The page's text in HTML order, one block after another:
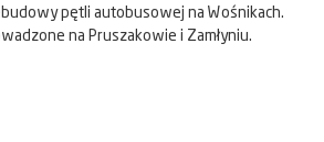
pętli autobusowej na Wośnikach.
na Pruszakowie i Zamłyniu.